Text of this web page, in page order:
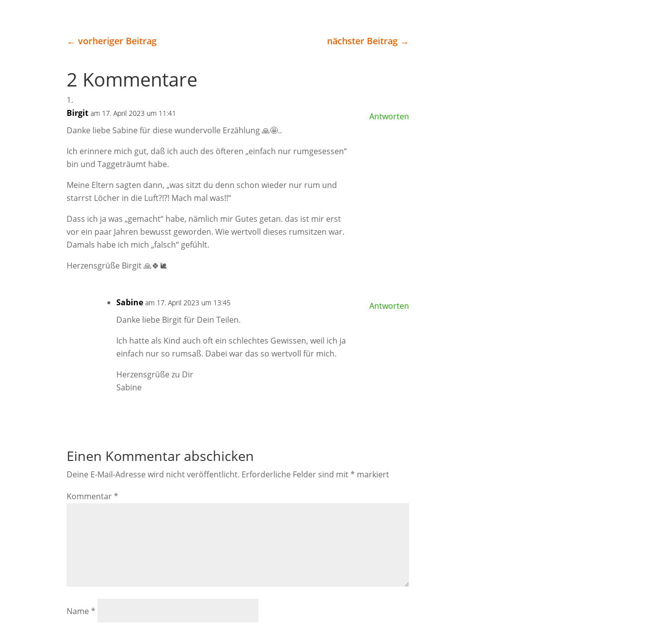
←vorheriger Beitrag nächster Beitrag→
2 Kommentare
Birgit am 17. April 2023 um 11:41
Danke liebe Sabine für diese wundervolle Erzählung 🙏🤩..
Ich erinnere mich gut, daß ich auch des öfteren „einfach nur rumgesessen“
bin und Taggeträumt habe.
Meine Eltern sagten dann, „was sitzt du denn schon wieder nur rum und
starrst Löcher in die Luft?!?! Mach mal was!!“
Dass ich ja was „gemacht“ habe, nämlich mir Gutes getan. das ist mir erst
vor ein paar Jahren bewusst geworden. Wie wertvoll dieses rumsitzen war.
Damals habe ich mich „falsch“ gefühlt.
Herzensgrüße Birgit 🙏🍀🐌
Antworten
Sabine am 17. April 2023 um 13:45
Danke liebe Birgit für Dein Teilen.
Ich hatte als Kind auch oft ein schlechtes Gewissen, weil ich ja
einfach nur so rumsaß. Dabei war das so wertvoll für mich.
Herzensgrüße zu Dir
Sabine
Antworten
Einen Kommentar abschicken
Deine E-Mail-Adresse wird nicht veröffentlicht. Erforderliche Felder sind mit* markiert
Kommentar*
Name*